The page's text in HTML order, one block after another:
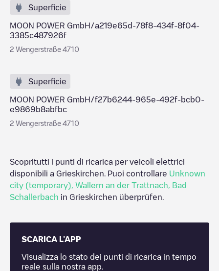
Superficie
MOON POWER GmbH/a219e65d-78f8-434f-8f04-
3385c487926f
2 Wengerstraße 4710
Superficie
MOON POWER GmbH/f27b6244-965e-492f-bcb0-
e9869b8abfbc
2 Wengerstraße 4710
Scopritutti i punti di ricarica per veicoli elettrici
disponibili a Grieskirchen . Puoi controllare Unknown
city (temporary) Wallern an der Trattnach
Bad
Schallerbach in Grieskirchen überprüfen.
SCARICA L'APP
Visualizza lo stato dei punti di ricarica in tempo
reale sulla nostra app.